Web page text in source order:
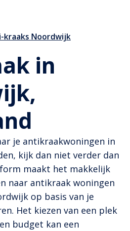
kraaks Noordwijk
in
je antikraakwoningen in
kijk dan niet verder dan
maakt het makkelijk
naar antikraak woningen
op basis van je
Het kiezen van een plek
budget kan een